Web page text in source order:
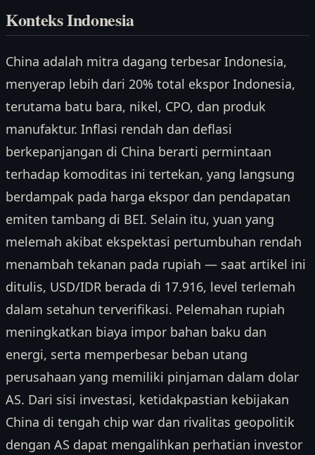
Konteks Indonesia
China adalah mitra dagang terbesar Indonesia,
menyerap lebih dari 20% total ekspor Indonesia,
terutama batu bara, nikel, CPO, dan produk
manufaktur. Inflasi rendah dan deflasi
berkepanjangan di China berarti permintaan
terhadap komoditas ini tertekan, yang langsung
berdampak pada harga ekspor dan pendapatan
emiten tambang di BEI. Selain itu, yuan yang
melemah akibat ekspektasi pertumbuhan rendah
menambah tekanan pada rupiah — saat artikel ini
ditulis, USD/IDR berada di 17.916, level terlemah
dalam setahun terverifikasi. Pelemahan rupiah
meningkatkan biaya impor bahan baku dan
energi, serta memperbesar beban utang
perusahaan yang memiliki pinjaman dalam dolar
AS. Dari sisi investasi, ketidakpastian kebijakan
China di tengah chip war dan rivalitas geopolitik
dengan AS dapat mengalihkan perhatian investor